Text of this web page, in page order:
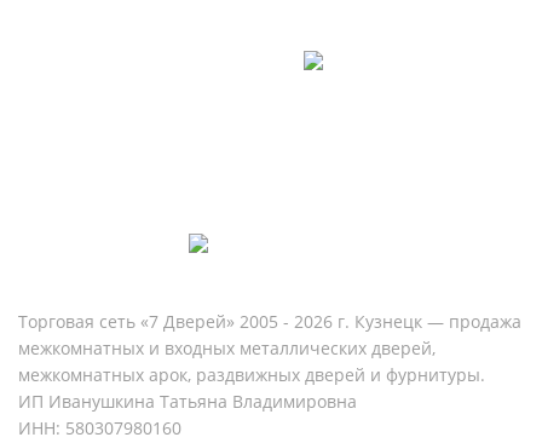
Торговая сеть «7 Дверей» 2005 - 2026 г. Кузнецк — продажа
межкомнатных и входных металлических дверей,
межкомнатных арок, раздвижных дверей и фурнитуры.
ИП Иванушкина Татьяна Владимировна
ИНН: 580307980160